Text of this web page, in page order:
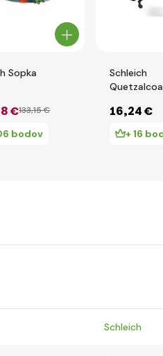
Sopka
€133,15 €
bodov
Schleich
16,24 €
+ 16
Schleich